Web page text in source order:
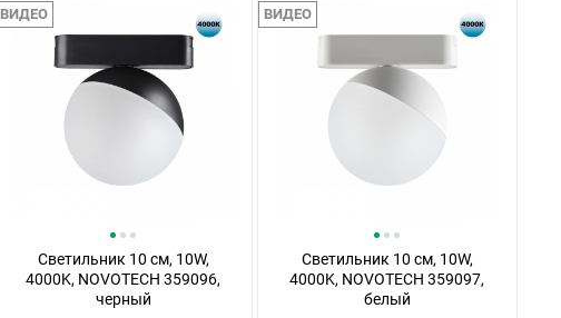
ВИДЕО
Светильник 10 см, 10W,
4000K, NOVOTECH 359096,
черный
ВИДЕО
Светильник 10 см, 10W,
4000K, NOVOTECH 359097,
белый